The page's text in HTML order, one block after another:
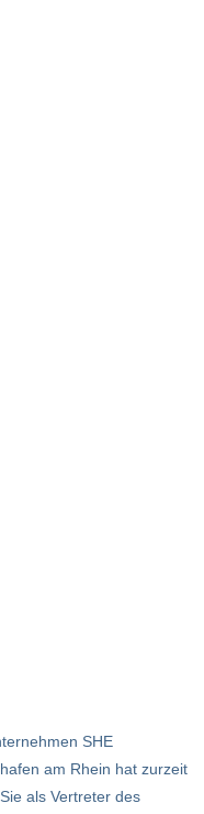
SHE
am Rhein hat zurzeit
als Vertreter des